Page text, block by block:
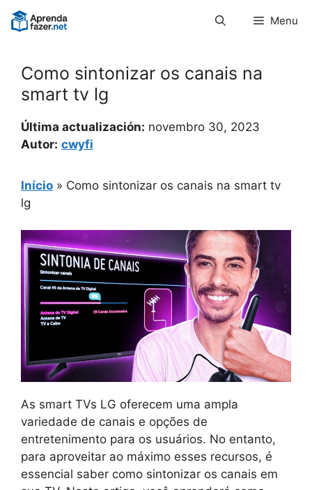
Pular
para
Menu
Como sintonizar os canais na
smart tv lg
Última actualización: novembro 30, 2023
Autor: cwyfi
Início » Como sintonizar os canais na smart tv
lg
As smart TVs LG oferecem uma ampla
variedade de canais e opções de
entretenimento para os usuários. No entanto,
para aproveitar ao máximo esses recursos, é
essencial saber como sintonizar os canais em